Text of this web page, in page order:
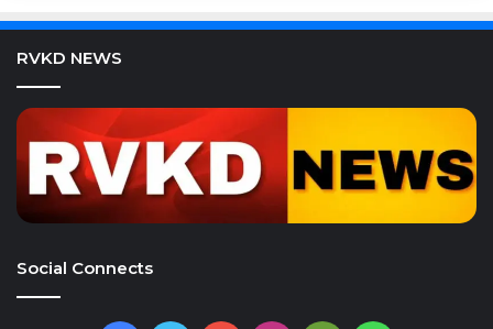
RVKD NEWS
Social Connects